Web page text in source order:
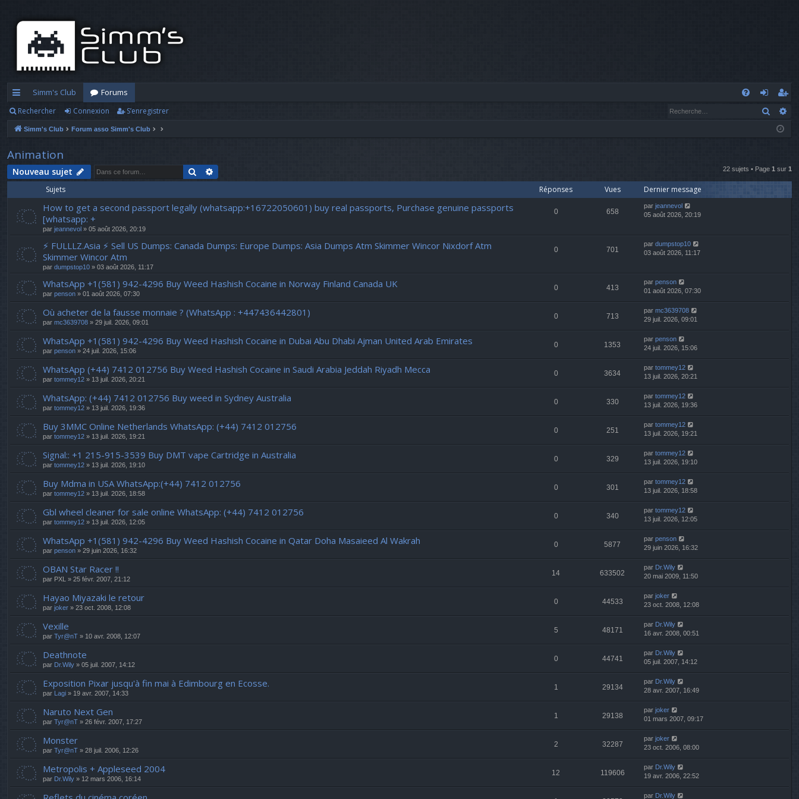
cc
ès
ra
pi
Simm's Club
Forums
o
ex
’e
nr
ist
Rechercher Connexion S’enregistrer
Simm's Club Forum asso Simm's Club
Animation
Nouveau sujet Rechercher 22 sujets • Page 1 sur 1
Sujets Réponses Vues Dernier message
How to get a second passport legally (whatsapp:+16722050601) buy real passports, Purchase genuine passports
[whatsapp: +
par jeannevol » 05 août 2026, 20:19
0 658
par jeannevol
05 août 2026, 20:19
⚡ FULLLZ.Asia ⚡ Sell US Dumps: Canada Dumps: Europe Dumps: Asia Dumps Atm Skimmer Wincor Nixdorf Atm
Skimmer Wincor Atm
par dumpstop10 » 03 août 2026, 11:17
0 701
par dumpstop10
03 août 2026, 11:17
WhatsApp +1(581) 942-4296 Buy Weed Hashish Cocaine in Norway Finland Canada UK
par penson » 01 août 2026, 07:30
0 413
par penson
01 août 2026, 07:30
Où acheter de la fausse monnaie ? (WhatsApp : +447436442801)
par mc3639708 » 29 juil. 2026, 09:01
0 713
par mc3639708
29 juil. 2026, 09:01
WhatsApp +1(581) 942-4296 Buy Weed Hashish Cocaine in Dubai Abu Dhabi Ajman United Arab Emirates
par penson » 24 juil. 2026, 15:06
0 1353
par penson
24 juil. 2026, 15:06
WhatsApp (+44) 7412 012756 Buy Weed Hashish Cocaine in Saudi Arabia Jeddah Riyadh Mecca
par tommey12 » 13 juil. 2026, 20:21
0 3634
par tommey12
13 juil. 2026, 20:21
WhatsApp: (+44) 7412 012756 Buy weed in Sydney Australia
par tommey12 » 13 juil. 2026, 19:36
0 330
par tommey12
13 juil. 2026, 19:36
Buy 3MMC Online Netherlands WhatsApp: (+44) 7412 012756
par tommey12 » 13 juil. 2026, 19:21
0 251
par tommey12
13 juil. 2026, 19:21
Signal:: +1 215-915-3539 Buy DMT vape Cartridge in Australia
par tommey12 » 13 juil. 2026, 19:10
0 329
par tommey12
13 juil. 2026, 19:10
Buy Mdma in USA WhatsApp:(+44) 7412 012756
par tommey12 » 13 juil. 2026, 18:58
0 301
par tommey12
13 juil. 2026, 18:58
Gbl wheel cleaner for sale online WhatsApp: (+44) 7412 012756
par tommey12 » 13 juil. 2026, 12:05
0 340
par tommey12
13 juil. 2026, 12:05
WhatsApp +1(581) 942-4296 Buy Weed Hashish Cocaine in Qatar Doha Masaieed Al Wakrah
par penson » 29 juin 2026, 16:32
0 5877
par penson
29 juin 2026, 16:32
OBAN Star Racer !!
par PXL » 25 févr. 2007, 21:12
14 633502
par Dr.Wily
20 mai 2009, 11:50
Hayao Miyazaki le retour
par joker » 23 oct. 2008, 12:08
0 44533
par joker
23 oct. 2008, 12:08
Vexille
par Tyr@nT » 10 avr. 2008, 12:07
5 48171
par Dr.Wily
16 avr. 2008, 00:51
Deathnote
par Dr.Wily » 05 juil. 2007, 14:12
0 44741
par Dr.Wily
05 juil. 2007, 14:12
Exposition Pixar jusqu'à fin mai à Edimbourg en Ecosse.
par Lagi » 19 avr. 2007, 14:33
1 29134
par Dr.Wily
28 avr. 2007, 16:49
Naruto Next Gen
par Tyr@nT » 26 févr. 2007, 17:27
1 29138
par joker
01 mars 2007, 09:17
Monster
par Tyr@nT » 28 juil. 2006, 12:26
2 32287
par joker
23 oct. 2006, 08:00
Metropolis + Appleseed 2004
par Dr.Wily » 12 mars 2006, 16:14
12 119606
par Dr.Wily
19 avr. 2006, 22:52
par Dr.Wily